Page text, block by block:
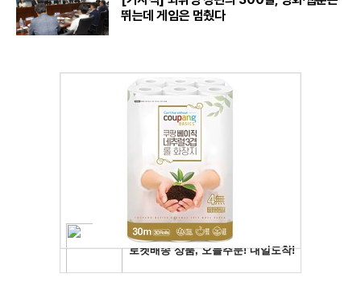
뛰는데 게임은 멈췄다